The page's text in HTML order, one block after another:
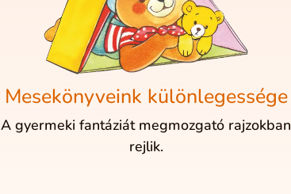
Mesekönyveink különlegessége
A gyermeki fantáziát megmozgató rajzokban
rejlik.